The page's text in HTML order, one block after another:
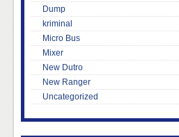
Dump
kriminal
Micro Bus
Mixer
New Dutro
New Ranger
Uncategorized